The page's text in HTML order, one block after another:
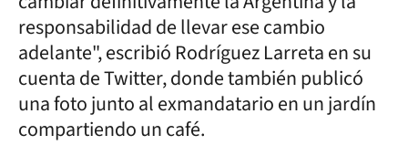
responsabilidad de llevar ese cambio
adelante", escribió Rodríguez Larreta en su
cuenta de Twitter, donde también publicó
una foto junto al exmandatario en un jardín
compartiendo un café.